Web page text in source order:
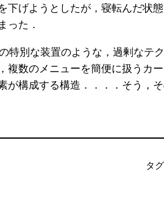
下げようとしたが，寝転んだ
った．
特別な装置のような，過剰な
複数のメニューを簡便に扱う
構成する構造．．．．そう
タ